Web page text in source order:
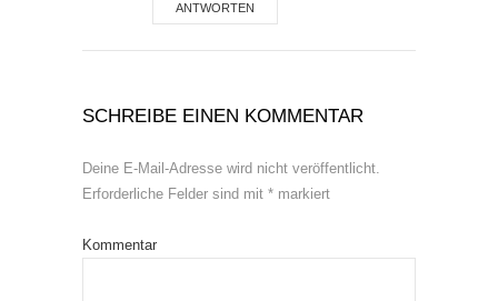
ANTWORTEN
SCHREIBE EINEN KOMMENTAR
Deine E-Mail-Adresse wird nicht veröffentlicht.
Erforderliche Felder sind mit * markiert
Kommentar